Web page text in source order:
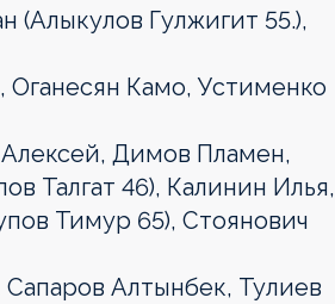
(Алыкулов Гулжигит 55.),
Камо, Устименко
Димов Пламен,
Талгат 46), Калинин Илья,
Тимур 65), Стоянович
Алтынбек, Тулиев